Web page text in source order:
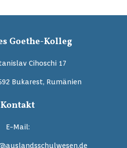
Goethe-Kolleg
Cihoschi 17
Bukarest, Rumänien
Kontakt
E-Mail: